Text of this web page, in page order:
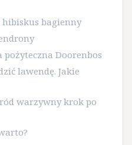
bagienny
Doorenbos
lawendę. Jakie
warzywny krok po